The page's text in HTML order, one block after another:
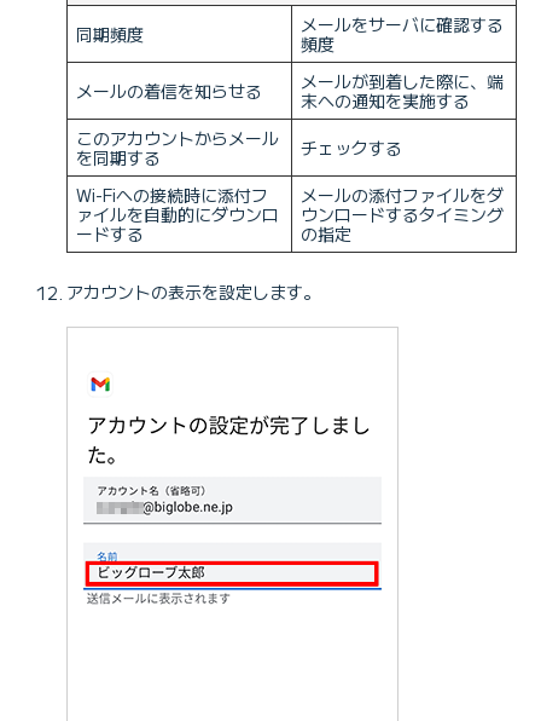
同期頻度
メールをサーバに確認する
頻度
メールの着信を知らせる
メールが到着した際に、端
末への通知を実施する
このアカウントからメール
を同期する
チェックする
Wi-Fiへの接続時に添付フ
ァイルを自動的にダウンロ
ードする
メールの添付ファイルをダ
ウンロードするタイミング
の指定
アカウントの表示を設定します。